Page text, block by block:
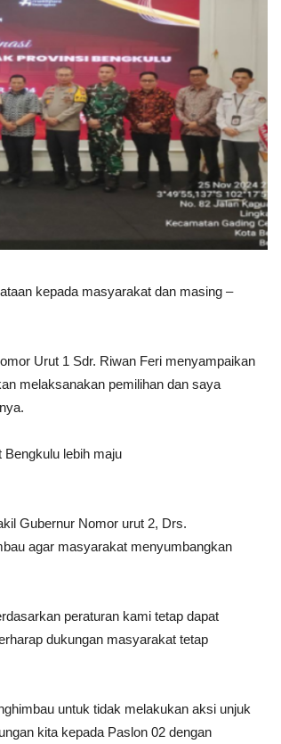
kepada masyarakat dan masing –
Urut 1 Sdr. Riwan Feri menyampaikan
melaksanakan pemilihan dan saya
lebih maju
Gubernur Nomor urut 2, Drs.
agar masyarakat menyumbangkan
peraturan kami tetap dapat
dukungan masyarakat tetap
untuk tidak melakukan aksi unjuk
kita kepada Paslon 02 dengan